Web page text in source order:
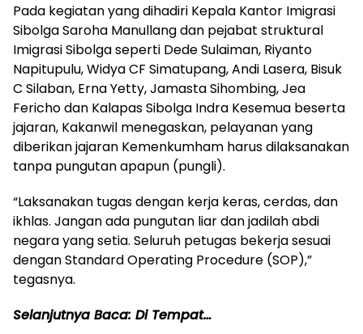
Pada kegiatan yang dihadiri Kepala Kantor Imigrasi
Sibolga Saroha Manullang dan pejabat struktural
Imigrasi Sibolga seperti Dede Sulaiman, Riyanto
Napitupulu, Widya CF Simatupang, Andi Lasera, Bisuk
C Silaban, Erna Yetty, Jamasta Sihombing, Jea
Fericho dan Kalapas Sibolga Indra Kesemua beserta
jajaran, Kakanwil menegaskan, pelayanan yang
diberikan jajaran Kemenkumham harus dilaksanakan
tanpa pungutan apapun (pungli).
“Laksanakan tugas dengan kerja keras, cerdas, dan
ikhlas. Jangan ada pungutan liar dan jadilah abdi
negara yang setia. Seluruh petugas bekerja sesuai
dengan Standard Operating Procedure (SOP),”
tegasnya.
Selanjutnya Baca: Di Tempat…